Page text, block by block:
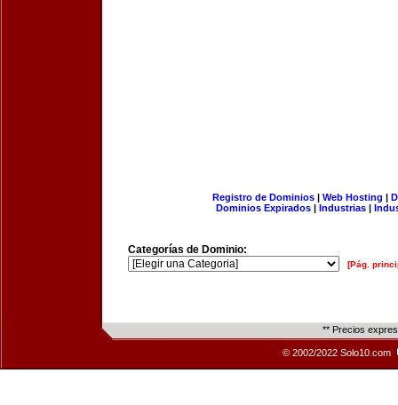
Registro de Dominios| Web Hosting |
Dominios Expirados | Industrias |
Categorías de Dominio:
[Pág.
** Precios
© 2002/2022 Solo10.com